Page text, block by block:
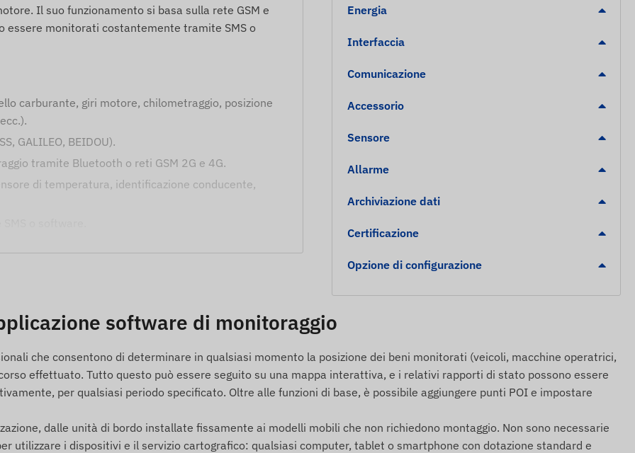
Il suo funzionamento si basa sulla rete GSM e
essere monitorati costantemente tramite SMS o
carburante, giri motore, chilometraggio, posizione
GALILEO, BEIDOU).
tramite Bluetooth o reti GSM 2G e 4G.
di temperatura, identificazione conducente,
il risparmio energetico.
del veicolo).
Energia
Interfaccia
Comunicazione
Accessorio
Sensore
Allarme
Archiviazione dati
Certificazione
Opzione di configurazione
software di monitoraggio
che consentono di determinare in qualsiasi momento la posizione dei beni monitorati (veicoli, macchine operatrici,
effettuato. Tutto questo può essere seguito su una mappa interattiva, e i relativi rapporti di stato possono essere
per qualsiasi periodo specificato. Oltre alle funzioni di base, è possibile aggiungere punti POI e impostare
dalle unità di bordo installate fissamente ai modelli mobili che non richiedono montaggio. Non sono necessarie
utilizzare i dispositivi e il servizio cartografico: qualsiasi computer, tablet o smartphone con dotazione standard e